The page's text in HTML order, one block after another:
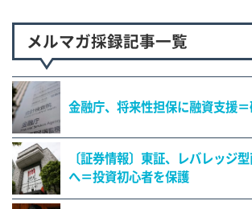
メルマガ採録記事一覧
金融庁、将来性担保に融資支援
〔証券情報〕東証、レバレッジ
へ＝投資初心者を保護